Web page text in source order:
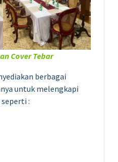
Cover Tebar
berbagai
untuk melengkapi
: